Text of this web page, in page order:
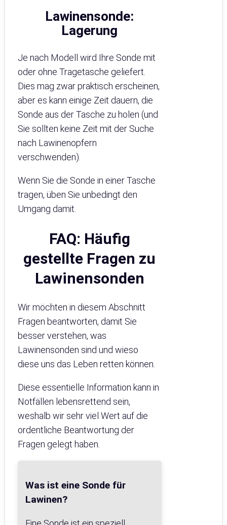
Lawinensonde:
Lagerung
Je nach Modell wird Ihre Sonde mit
oder ohne Tragetasche geliefert.
Dies mag zwar praktisch erscheinen,
aber es kann einige Zeit dauern, die
Sonde aus der Tasche zu holen (und
Sie sollten keine Zeit mit der Suche
nach Lawinenopfern
verschwenden).
Wenn Sie die Sonde in einer Tasche
tragen, üben Sie unbedingt den
Umgang damit.
FAQ: Häufig
gestellte Fragen zu
Lawinensonden
Wir möchten in diesem Abschnitt
Fragen beantworten, damit Sie
besser verstehen, was
Lawinensonden sind und wieso
diese uns das Leben retten können.
Diese essentielle Information kann in
Notfällen lebensrettend sein,
weshalb wir sehr viel Wert auf die
ordentliche Beantwortung der
Fragen gelegt haben.
Was ist eine Sonde für
Lawinen?